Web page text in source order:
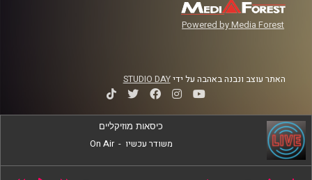
Powered by Media Forest
האתר עוצב ונבנה באהבה על ידיSTUDIO DAY
כיסאות מוזיקליים
משודר עכשיו -
On Air